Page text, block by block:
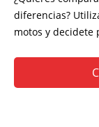
diferencias?
motos y decidete